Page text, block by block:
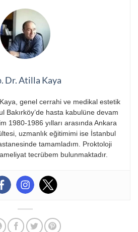
Dr. Atilla Kaya
genel cerrahi ve medikal estetik
Bakırköy’de hasta kabulüne devam
1980-1986 yılları arasında Ankara
uzmanlık eğitimimi ise İstanbul
tamamladım. Proktoloji
tecrübem bulunmaktadır.